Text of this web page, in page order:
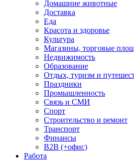
Домашние животные
Доставка
Еда
Красота и здоровье
Культура
Магазины, торговые
Недвижимость
Образование
Отдых, туризм и
Праздники
Промышленность
Связь и СМИ
Спорт
Строительство и ремонт
Транспорт
Финансы
B2B (+офис)
Работа